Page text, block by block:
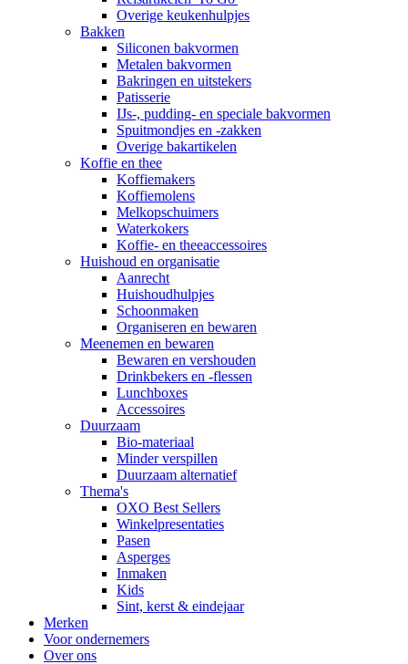
Overige keukenhulpjes
Bakken
Siliconen bakvormen
Metalen bakvormen
Bakringen en uitstekers
Patisserie
IJs-, pudding- en speciale bakvormen
Spuitmondjes en -zakken
Overige bakartikelen
Koffie en thee
Koffiemakers
Koffiemolens
Melkopschuimers
Waterkokers
Koffie- en theeaccessoires
Huishoud en organisatie
Aanrecht
Huishoudhulpjes
Schoonmaken
Organiseren en bewaren
Meenemen en bewaren
Bewaren en vershouden
Drinkbekers en -flessen
Lunchboxes
Accessoires
Duurzaam
Bio-materiaal
Minder verspillen
Duurzaam alternatief
Thema's
OXO Best Sellers
Winkelpresentaties
Pasen
Asperges
Inmaken
Kids
Sint, kerst & eindejaar
Merken
Voor ondernemers
Over ons